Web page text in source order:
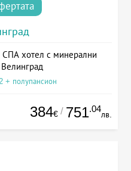
СПА хотел с минерални
+ полупансион
384€ / 751.04
лв.